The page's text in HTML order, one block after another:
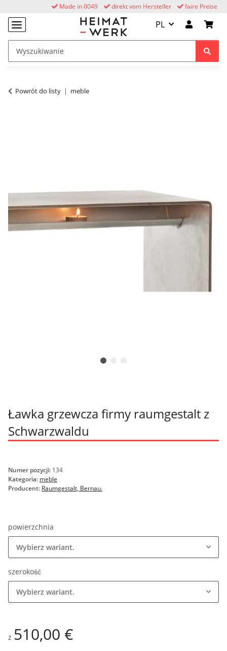
faire Preise
direkt vom Hersteller
Made in 0049
PL
Powrót do listy meble
Ławka grzewcza firmy raumgestalt z
Schwarzwaldu
Numer pozycji: 134
Kategoria: meble
Producent: Raumgestalt, Bernau.
powierzchnia
Wybierz wariant.
szerokość
Wybierz wariant.
z 510,00 €